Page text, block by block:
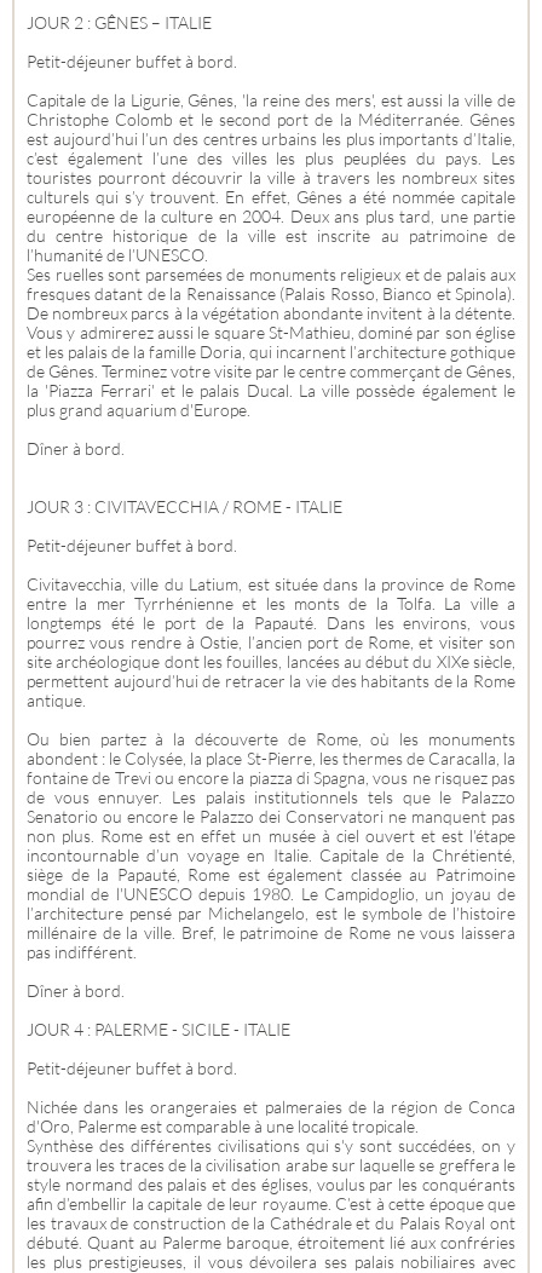
JOUR 2 : GÊNES – ITALIE
Petit-déjeuner buffet à bord.
Capitale de la Ligurie, Gênes, 'la reine des mers', est aussi la ville de
Christophe Colomb et le second port de la Méditerranée. Gênes
est aujourd’hui l’un des centres urbains les plus importants d’Italie,
c’est également l’une des villes les plus peuplées du pays. Les
touristes pourront découvrir la ville à travers les nombreux sites
culturels qui s’y trouvent. En effet, Gênes a été nommée capitale
européenne de la culture en 2004. Deux ans plus tard, une partie
du centre historique de la ville est inscrite au patrimoine de
l’humanité de l’UNESCO.
Ses ruelles sont parsemées de monuments religieux et de palais aux
fresques datant de la Renaissance (Palais Rosso, Bianco et Spinola).
De nombreux parcs à la végétation abondante invitent à la détente.
Vous y admirerez aussi le square St-Mathieu, dominé par son église
et les palais de la famille Doria, qui incarnent l’architecture gothique
de Gênes. Terminez votre visite par le centre commerçant de Gênes,
la 'Piazza Ferrari' et le palais Ducal. La ville possède également le
plus grand aquarium d'Europe.
Dîner à bord.
JOUR 3 : CIVITAVECCHIA / ROME - ITALIE
Petit-déjeuner buffet à bord.
Civitavecchia, ville du Latium, est située dans la province de Rome
entre la mer Tyrrhénienne et les monts de la Tolfa. La ville a
longtemps été le port de la Papauté. Dans les environs, vous
pourrez vous rendre à Ostie, l’ancien port de Rome, et visiter son
site archéologique dont les fouilles, lancées au début du XIXe siècle,
permettent aujourd’hui de retracer la vie des habitants de la Rome
antique.
Ou bien partez à la découverte de Rome, où les monuments
abondent : le Colysée, la place St-Pierre, les thermes de Caracalla, la
fontaine de Trevi ou encore la piazza di Spagna, vous ne risquez pas
de vous ennuyer. Les palais institutionnels tels que le Palazzo
Senatorio ou encore le Palazzo dei Conservatori ne manquent pas
non plus. Rome est en effet un musée à ciel ouvert et est l'étape
incontournable d’un voyage en Italie. Capitale de la Chrétienté,
siège de la Papauté, Rome est également classée au Patrimoine
mondial de l'UNESCO depuis 1980. Le Campidoglio, un joyau de
l’architecture pensé par Michelangelo, est le symbole de l’histoire
millénaire de la ville. Bref, le patrimoine de Rome ne vous laissera
pas indifférent.
Dîner à bord.
JOUR 4 : PALERME - SICILE - ITALIE
Petit-déjeuner buffet à bord.
Nichée dans les orangeraies et palmeraies de la région de Conca
d'Oro, Palerme est comparable à une localité tropicale.
Synthèse des différentes civilisations qui s'y sont succédées, on y
trouvera les traces de la civilisation arabe sur laquelle se greffera le
style normand des palais et des églises, voulus par les conquérants
afin d’embellir la capitale de leur royaume. C’est à cette époque que
les travaux de construction de la Cathédrale et du Palais Royal ont
débuté. Quant au Palerme baroque, étroitement lié aux confréries
les plus prestigieuses, il vous dévoilera ses palais nobiliaires avec